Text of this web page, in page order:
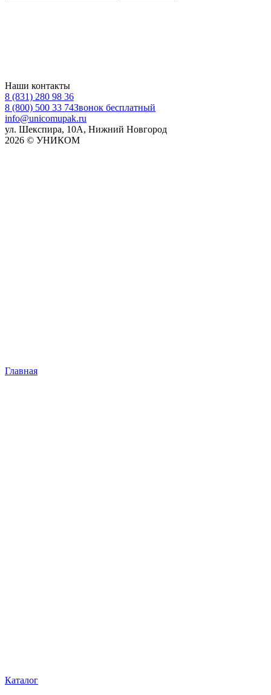
Наши контакты
8 (831) 280 98 36
8 (800) 500 33 74Звонок бесплатный
info@unicomupak.ru
ул. Шекспира, 10А, Нижний Новгород
2026 © УНИКОМ
Главная
Каталог